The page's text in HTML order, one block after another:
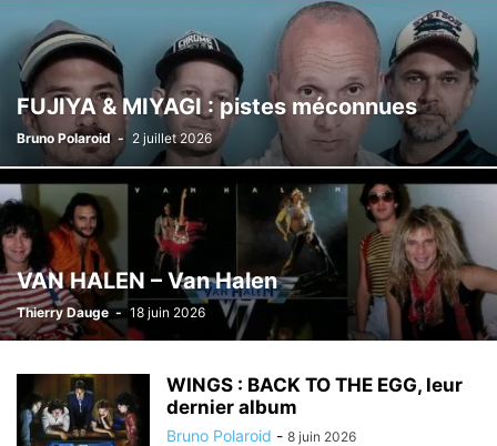
FUJIYA & MIYAGI : pistes méconnues
Bruno Polaroid - 2 juillet 2026
VAN HALEN – Van Halen
Thierry Dauge - 18 juin 2026
WINGS : BACK TO THE EGG, leur
dernier album
Bruno Polaroid - 8 juin 2026